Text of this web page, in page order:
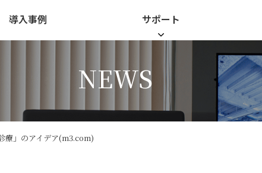
導入事例 サポート
NEWS
療」のアイデア(m3.com)